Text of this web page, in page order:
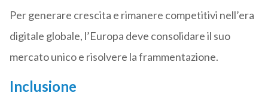
Per generare crescita e rimanere competitivi nell’era
digitale globale, l’Europa deve consolidare il suo
mercato unico e risolvere la frammentazione.
Inclusione